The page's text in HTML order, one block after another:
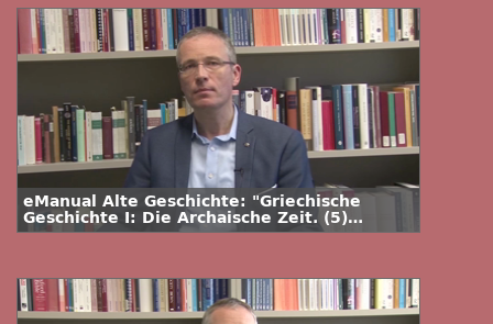
eManual Alte Geschichte: "Griechische
Geschichte I: Die Archaische Zeit. (5)
Homer"